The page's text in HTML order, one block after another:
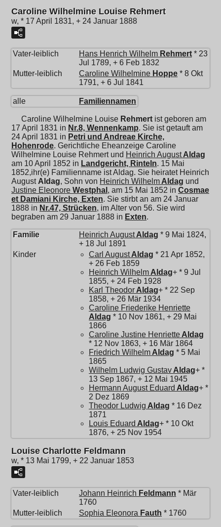
Caroline Wilhelmine Louise Rehmert
w, * 17 April 1831, + 24 Januar 1888
Vater-leiblich Hans Henrich Wilhelm Rehmert * 23
Jul 1789, + 6 Feb 1832
Mutter-leiblich
Caroline Wilhelmine Hoppe * 8 Okt
1791, + 6 Jul 1841
alle Familiennamen
Caroline Wilhelmine Louise Rehmert ist geboren am
17 April 1831 in Nr.8, Wennenkamp. Sie ist getauft am
24 April 1831 in Petri und Andreae Kirche,
Hohenrode. Gerichtliche Eheanzeige Caroline
Wilhelmine Louise Rehmert und Heinrich August Aldag
am 10 April 1852 in Landgericht, Rinteln. 15 Mai
1852,ihr(e) Familienname ist Aldag. Sie heiratet Heinrich
August Aldag, Sohn von Heinrich Wilhelm Aldag und
Justine Eleonore Westphal , am 15 Mai 1852 in Cosmae
et Damiani Kirche, Exten. Sie stirbt an am 24 Januar
1888 in Nr.47, Strücken, im Alter von 56. Sie wird
begraben am 29 Januar 1888 in Exten.
Familie Heinrich August Aldag * 9 Mai 1824,
+ 18 Jul 1891
Kinder
Carl August Aldag * 21 Apr 1852,
+ 26 Feb 1859
Heinrich Wilhelm Aldag+ * 9 Jul
1855, + 24 Feb 1928
Karl Theodor Aldag+ * 22 Sep
1858, + 26 Mär 1934
Caroline Friederike Henriette
Aldag * 10 Nov 1861, + 29 Mai
1866
Caroline Justine Henriette Aldag
* 12 Nov 1863, + 16 Mär 1864
Friedrich Wilhelm Aldag * 5 Mai
1865
Wilhelm Ludwig Gustav Aldag+ *
13 Sep 1867, + 12 Mai 1945
Hermann August Eduard Aldag+ *
2 Dez 1869
Theodor Ludwig Aldag * 16 Dez
1871
Louis Eduard Aldag+ * 10 Okt
1876, + 25 Nov 1954
Louise Charlotte Feldmann
w, * 13 Mai 1799, + 22 Januar 1853
Vater-leiblich Johann Heinrich Feldmann * Mär
1760
Mutter-leiblich
Sophia Eleonora Fauth * 1760